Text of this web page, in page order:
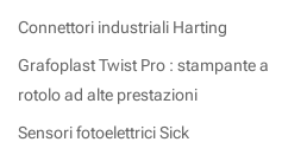
Connettori industriali Harting
Grafoplast Twist Pro : stampante a
rotolo ad alte prestazioni
Sensori fotoelettrici Sick